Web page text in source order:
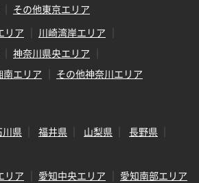
その他東京エリア
リア
川崎湾岸エリア
神奈川県央エリア
南エリア その他神奈川エリア
川県 福井県 山梨県
長野県
リア 愛知中央エリア
愛知南部エリア